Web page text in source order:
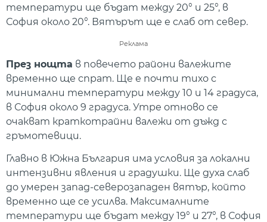
температури ще бъдат между 20° и 25°, в
София около 20°. Вятърът ще е слаб от север.
Реклама
През нощта в повечето райони валежите
временно ще спрат. Ще е почти тихо с
минимални температури между 10 и 14 градуса,
в София около 9 градуса. Утре отново се
очакват краткотрайни валежи от дъжд с
гръмотевици.
Главно в Южна България има условия за локални
интензивни явления и градушки. Ще духа слаб
до умерен запад-северозападен вятър, който
временно ще се усилва. Максималните
температури ще бъдат между 19° и 27°, в София